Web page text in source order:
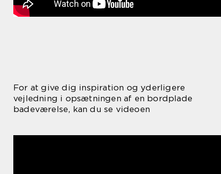
For at give dig inspiration og yderligere
vejledning i opsætningen af en bordplade
badeværelse, kan du se videoen